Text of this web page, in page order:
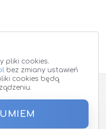
adres email
pliki cookies.
bez zmiany ustawień
cookies będą